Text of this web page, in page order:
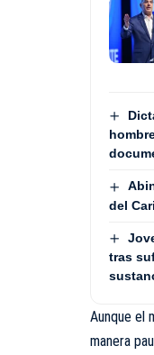
del
tras
Aunque el
manera